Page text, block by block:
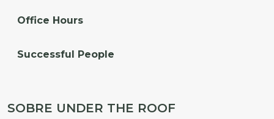
Office Hours
Successful People
SOBRE UNDER THE ROOF